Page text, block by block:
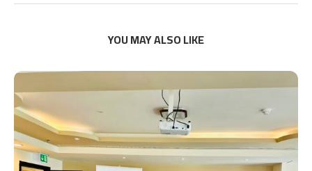
YOU MAY ALSO LIKE